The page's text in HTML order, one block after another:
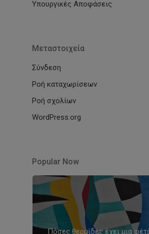
Υπουργικές Αποφάσεις
Μεταστοιχεία
Σύνδεση
Ροή καταχωρίσεων
Ροή σχολίων
WordPress.org
Popular Now
Πόσες θερμίδες έχει μια